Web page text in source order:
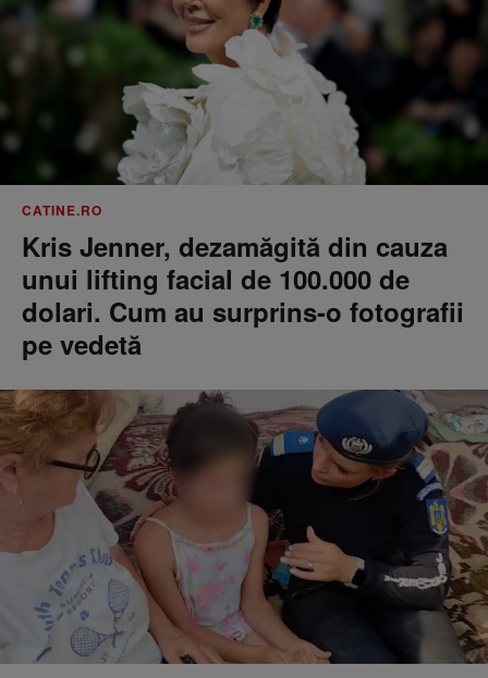
CATINE.RO
Kris Jenner, dezamăgită din cauza
unui lifting facial de 100.000 de
dolari. Cum au surprins-o fotografii
pe vedetă